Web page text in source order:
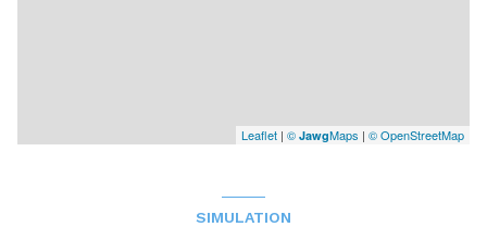
Leaflet | © JawgMaps | © OpenStreetMap
SIMULATION